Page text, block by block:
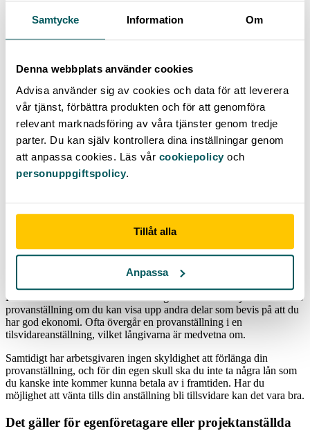
Samtycke Information Om
Denna webbplats använder cookies
Advisa använder sig av cookies och data för att leverera
vår tjänst, förbättra produkten och för att genomföra
relevant marknadsföring av våra tjänster genom tredje
parter. Du kan själv kontrollera dina inställningar genom
att anpassa cookies. Läs vår cookiepolicyoch
personuppgiftspolicy.
Tillåt alla
Anpassa
att du har möjligheten att förhandla ner din ränta när du arbetat hos
något som kan påverka
Visstidsanställningar, säsongsanställda och behovsanställda är
exempel på tidsbegränsade anställningsformer. Dessa
anställningsformer är mer flexibla för arbetsgivaren eftersom
möjligheten att säga upp ett anställningskontrakt är lättare.
När banken bedömer din kreditrisk anser de därför ofta att en
tidsbegränsad anställningsform är mindre säker, vilket minskar dina
Bankerna gör dock alltid en helhetsbedömning över din ekonomiska
situation. Om du t.ex. taxerat en bra inkomst föregående år, äger din
bostad eller i övrigt tjänar bra kan du få lika bra lånevillkor som en
Lån vid provanställning
Precis som med en visstidsanställning kan du bli beviljad ett lån trots
provanställning om du kan visa upp andra delar som bevis på att du
har god ekonomi. Ofta övergår en provanställning i en
tilsvidareanställning, vilket långivarna är medvetna om.
Samtidigt har arbetsgivaren ingen skyldighet att förlänga din
provanställning, och för din egen skull ska du inte ta några lån som
du kanske inte kommer kunna betala av i framtiden. Har du
möjlighet att vänta tills din anställning bli tillsvidare kan det vara bra.
Det gäller för egenföretagare eller projektanställda